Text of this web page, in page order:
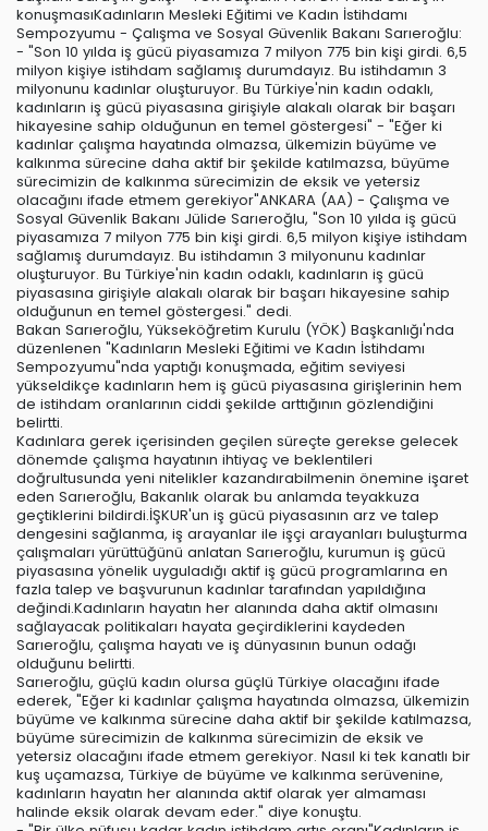
konuşmasıKadınların Mesleki Eğitimi ve Kadın İstihdamı
Sempozyumu - Çalışma ve Sosyal Güvenlik Bakanı Sarıeroğlu:
- "Son 10 yılda iş gücü piyasamıza 7 milyon 775 bin kişi girdi. 6,5
milyon kişiye istihdam sağlamış durumdayız. Bu istihdamın 3
milyonunu kadınlar oluşturuyor. Bu Türkiye'nin kadın odaklı,
kadınların iş gücü piyasasına girişiyle alakalı olarak bir başarı
hikayesine sahip olduğunun en temel göstergesi" - "Eğer ki
kadınlar çalışma hayatında olmazsa, ülkemizin büyüme ve
kalkınma sürecine daha aktif bir şekilde katılmazsa, büyüme
sürecimizin de kalkınma sürecimizin de eksik ve yetersiz
olacağını ifade etmem gerekiyor"ANKARA (AA) - Çalışma ve
Sosyal Güvenlik Bakanı Jülide Sarıeroğlu, "Son 10 yılda iş gücü
piyasamıza 7 milyon 775 bin kişi girdi. 6,5 milyon kişiye istihdam
sağlamış durumdayız. Bu istihdamın 3 milyonunu kadınlar
oluşturuyor. Bu Türkiye'nin kadın odaklı, kadınların iş gücü
piyasasına girişiyle alakalı olarak bir başarı hikayesine sahip
olduğunun en temel göstergesi." dedi.
Bakan Sarıeroğlu, Yükseköğretim Kurulu (YÖK) Başkanlığı'nda
düzenlenen "Kadınların Mesleki Eğitimi ve Kadın İstihdamı
Sempozyumu"nda yaptığı konuşmada, eğitim seviyesi
yükseldikçe kadınların hem iş gücü piyasasına girişlerinin hem
de istihdam oranlarının ciddi şekilde arttığının gözlendiğini
belirtti.
Kadınlara gerek içerisinden geçilen süreçte gerekse gelecek
dönemde çalışma hayatının ihtiyaç ve beklentileri
doğrultusunda yeni nitelikler kazandırabilmenin önemine işaret
eden Sarıeroğlu, Bakanlık olarak bu anlamda teyakkuza
geçtiklerini bildirdi.İŞKUR'un iş gücü piyasasının arz ve talep
dengesini sağlanma, iş arayanlar ile işçi arayanları buluşturma
çalışmaları yürüttüğünü anlatan Sarıeroğlu, kurumun iş gücü
piyasasına yönelik uyguladığı aktif iş gücü programlarına en
fazla talep ve başvurunun kadınlar tarafından yapıldığına
değindi.Kadınların hayatın her alanında daha aktif olmasını
sağlayacak politikaları hayata geçirdiklerini kaydeden
Sarıeroğlu, çalışma hayatı ve iş dünyasının bunun odağı
olduğunu belirtti.
Sarıeroğlu, güçlü kadın olursa güçlü Türkiye olacağını ifade
ederek, "Eğer ki kadınlar çalışma hayatında olmazsa, ülkemizin
büyüme ve kalkınma sürecine daha aktif bir şekilde katılmazsa,
büyüme sürecimizin de kalkınma sürecimizin de eksik ve
yetersiz olacağını ifade etmem gerekiyor. Nasıl ki tek kanatlı bir
kuş uçamazsa, Türkiye de büyüme ve kalkınma serüvenine,
kadınların hayatın her alanında aktif olarak yer almaması
halinde eksik olarak devam eder." diye konuştu.